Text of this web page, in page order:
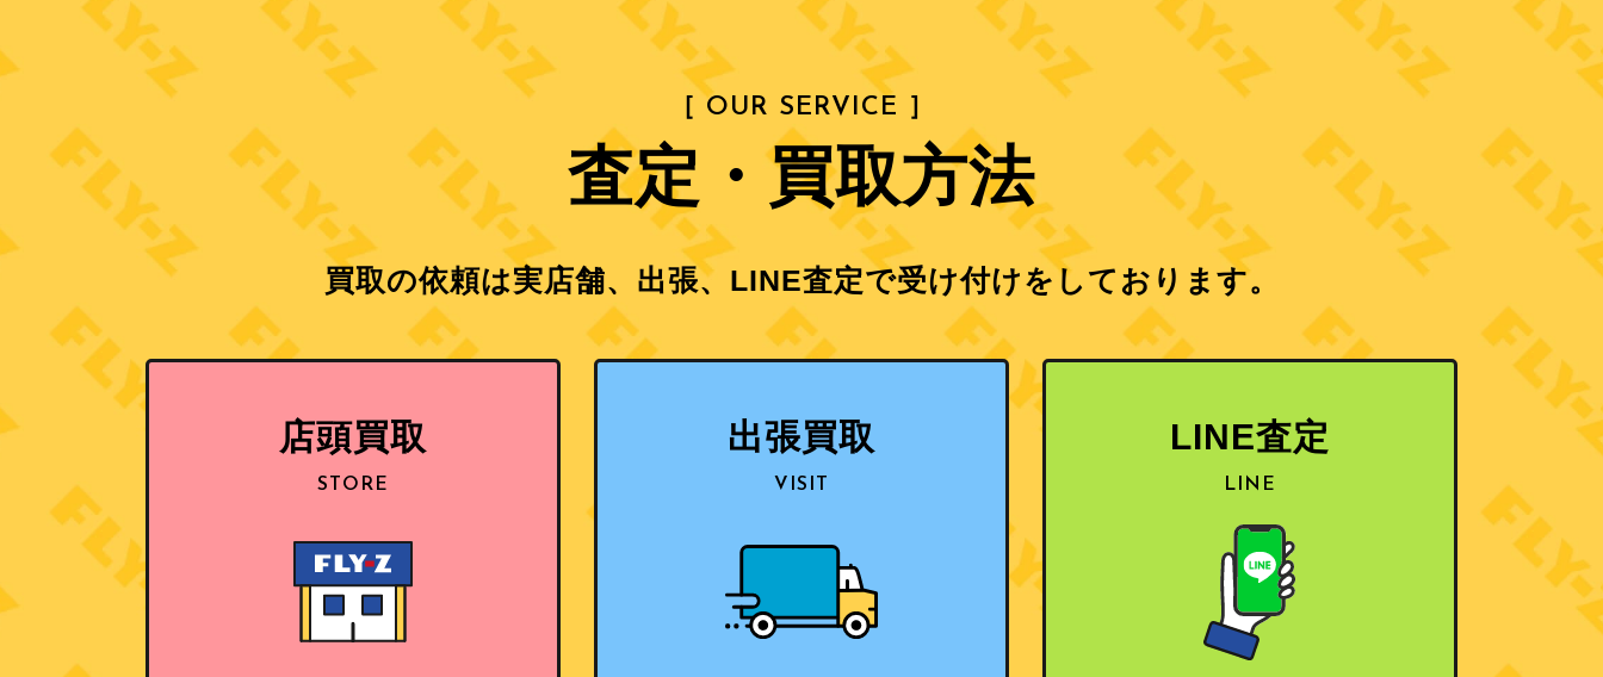
［ OUR SERVICE ］
査定・買取方法
買取の依頼は実店舗、出張、LINE査定で受け付けをしております。
店頭買取
STORE
出張買取
VISIT
LINE査定
LINE